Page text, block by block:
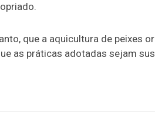
que a aquicultura de peixes
as práticas adotadas sejam